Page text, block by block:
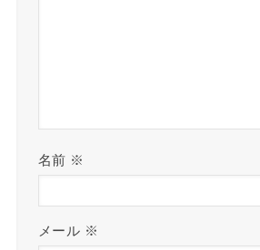
名前 ※
メール ※